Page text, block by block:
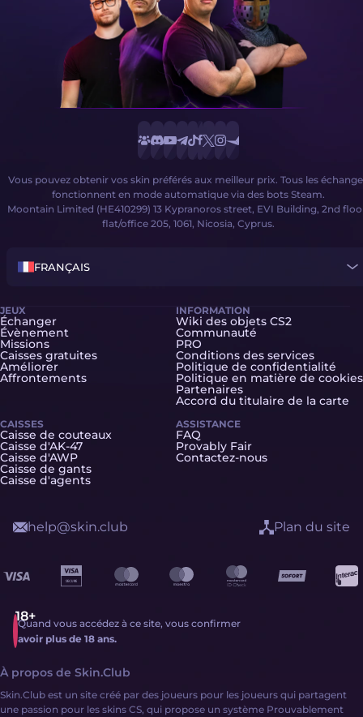
Vous pouvez obtenir vos skin préférés aux meilleur prix. Tous les
fonctionnent en mode automatique via des bots Steam.
Moontain Limited (HE410299) 13 Kypranoros street, EVI Building, 2nd
flat/office 205, 1061, Nicosia, Cyprus.
FRANÇAIS
JEUX
Échanger
Évènement
Missions
Caisses gratuites
Améliorer
Affrontements
CAISSES
Caisse de couteaux
Caisse d'AK-47
Caisse d'AWP
Caisse de gants
Caisse d'agents
INFORMATION
Wiki des objets CS2
Communauté
PRO
Conditions des services
Politique de confidentialité
Politique en matière de cookies
Partenaires
Accord du titulaire de la carte
ASSISTANCE
FAQ
Provably Fair
Contactez-nous
Quand vous accédez à ce site, vous confirmer
avoir plus de 18 ans.
help@skin.club Plan du site
À propos de Skin.Club
Skin.Club est un site créé par des joueurs pour les joueurs qui partagent
une passion pour les skins CS, qui propose un système Prouvablement